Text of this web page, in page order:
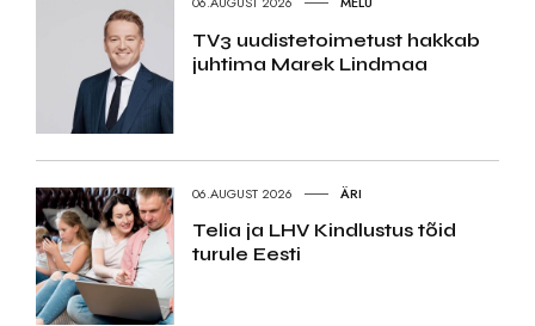
TV3 uudistetoimetust hakkab
juhtima Marek Lindmaa
06.AUGUST 2026 ÄRI
Telia ja LHV Kindlustus tõid
turule Eesti